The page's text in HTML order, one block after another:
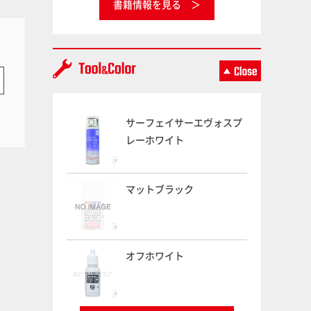
書籍情報を見る
サーフェイサーエヴォスプ
レーホワイト
マットブラック
オフホワイト